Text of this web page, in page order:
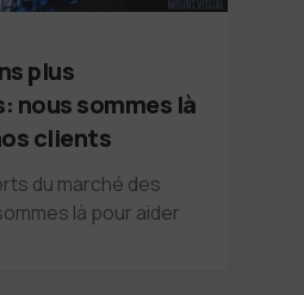
plus
nous sommes là
clients
du marché des
là pour aider